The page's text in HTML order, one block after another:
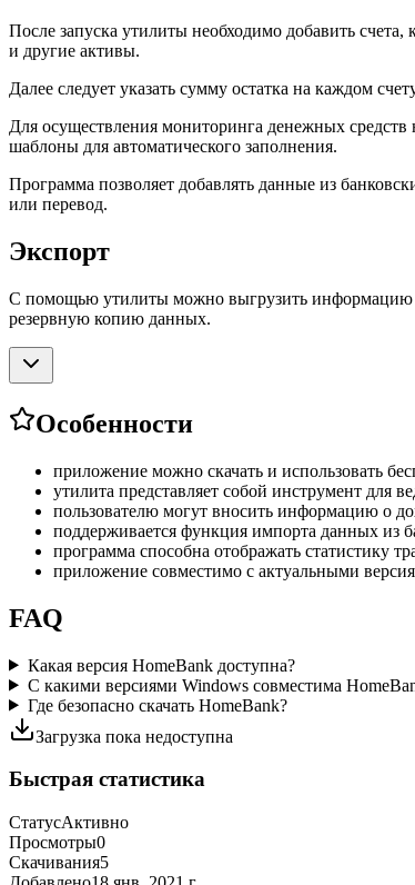
После запуска утилиты необходимо добавить
и другие активы.
Далее следует указать сумму остатка на каждом
Для осуществления мониторинга денежных средств
шаблоны для автоматического заполнения.
Программа позволяет добавлять данные из
или перевод.
Экспорт
С помощью утилиты можно выгрузить информацию
резервную копию данных.
Особенности
приложение можно скачать и использовать
утилита представляет собой инструмент для
пользователю могут вносить информацию о
поддерживается функция импорта данных из
программа способна отображать статистику
приложение совместимо с актуальными
FAQ
Какая версия HomeBank доступна?
С какими версиями Windows совместима
Где безопасно скачать HomeBank?
Загрузка пока недоступна
Быстрая статистика
СтатусАктивно
Просмотры0
Скачивания5